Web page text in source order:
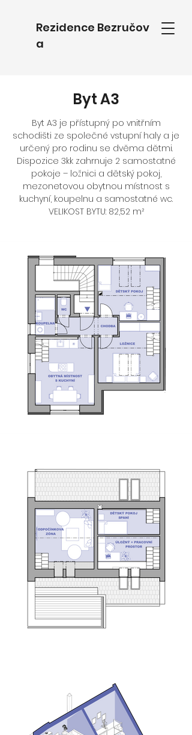
Rezidence Bezručov
a
Byt A3
Byt A3 je přístupný po vnitřním
schodišti ze společné vstupní haly a je
určený pro rodinu se dvěma dětmi.
Dispozice 3kk zahrnuje 2 samostatné
pokoje – ložnici a dětský pokoj,
mezonetovou obytnou místnost s
kuchyní, koupelnu a samostatné wc.
VELIKOST BYTU: 82,52 m²